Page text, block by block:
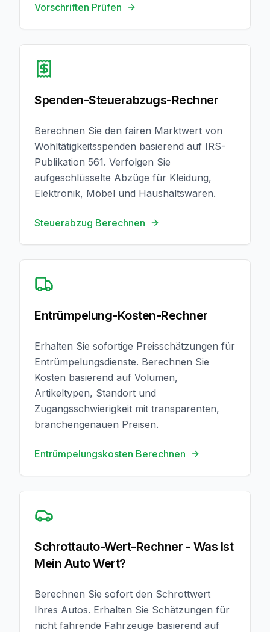
Vorschriften Prüfen
Spenden-Steuerabzugs-Rechner
Berechnen Sie den fairen Marktwert von
Wohltätigkeitsspenden basierend auf IRS-
Publikation 561. Verfolgen Sie
aufgeschlüsselte Abzüge für Kleidung,
Elektronik, Möbel und Haushaltswaren.
Steuerabzug Berechnen
Entrümpelung-Kosten-Rechner
Erhalten Sie sofortige Preisschätzungen für
Entrümpelungsdienste. Berechnen Sie
Kosten basierend auf Volumen,
Artikeltypen, Standort und
Zugangsschwierigkeit mit transparenten,
branchengenauen Preisen.
Entrümpelungskosten Berechnen
Schrottauto-Wert-Rechner - Was Ist
Mein Auto Wert?
Berechnen Sie sofort den Schrottwert
Ihres Autos. Erhalten Sie Schätzungen für
nicht fahrende Fahrzeuge basierend auf